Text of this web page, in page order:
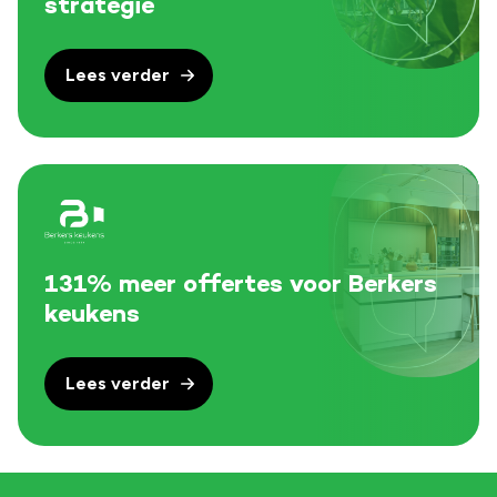
strategie
Lees verder
131% meer offertes voor Berkers
keukens
Lees verder